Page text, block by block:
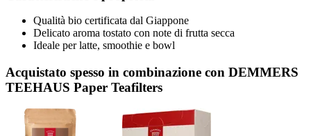
Qualità bio certificata dal Giappone
Delicato aroma tostato con note di frutta secca
Ideale per latte, smoothie e bowl
Acquistato spesso in combinazione con DEMMERS
TEEHAUS Paper Teafilters